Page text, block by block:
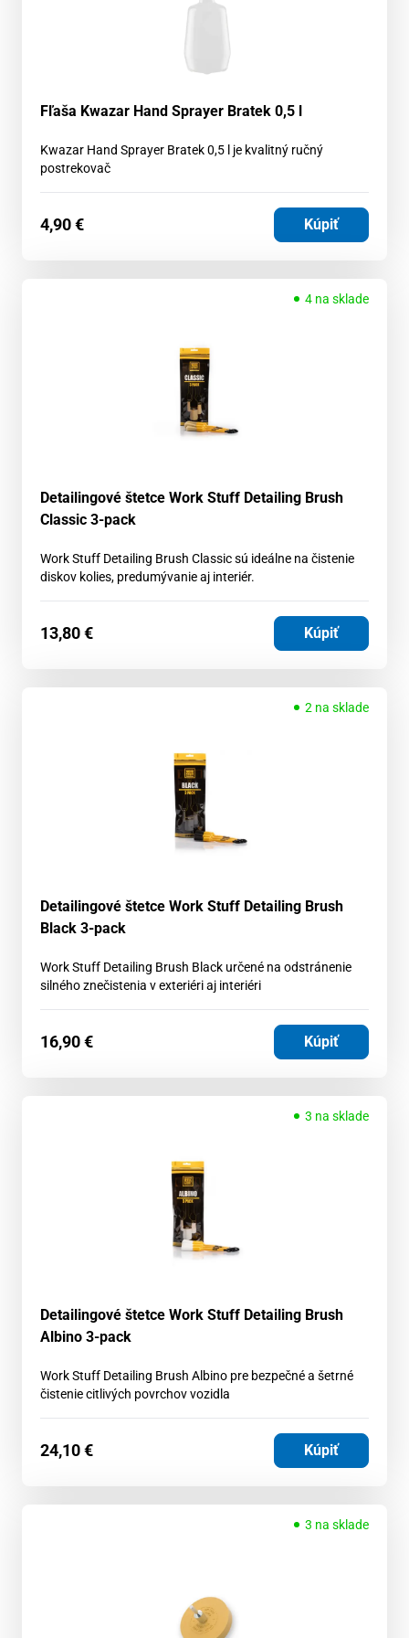
Fľaša Kwazar Hand Sprayer Bratek 0,5 l
Kwazar Hand Sprayer Bratek 0,5 l je kvalitný ručný
postrekovač
4,90€ Kúpiť
4 na sklade
Detailingové štetce Work Stuff Detailing Brush
Classic 3-pack
Work Stuff Detailing Brush Classic sú ideálne na čistenie
diskov kolies, predumývanie aj interiér.
13,80€ Kúpiť
2 na sklade
Detailingové štetce Work Stuff Detailing Brush
Black 3-pack
Work Stuff Detailing Brush Black určené na odstránenie
silného znečistenia v exteriéri aj interiéri
16,90€ Kúpiť
3 na sklade
Detailingové štetce Work Stuff Detailing Brush
Albino 3-pack
Work Stuff Detailing Brush Albino pre bezpečné a šetrné
čistenie citlivých povrchov vozidla
24,10€ Kúpiť
3 na sklade